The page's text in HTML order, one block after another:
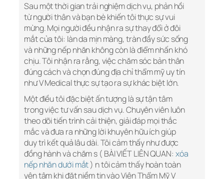
Sau một thời gian trải nghiệm dịch vụ, phản hồi
từ người thân và bạn bè khiến tôi thực sự vui
mừng. Mọi người đều nhận ra sự thay đổi ở đôi
mắt của tôi: làn da mịn màng, tràn đầy sức sống
và những nếp nhăn không còn là điểm nhấn khó
chịu. Tôi nhận ra rằng, việc chăm sóc bản thân
đúng cách và chọn đúng địa chỉ thẩm mỹ uy tín
như V Medical thực sự tạo ra sự khác biệt lớn.
Một điều tôi đặc biệt ấn tượng là sự tận tâm
trong việc tư vấn sau dịch vụ. Chuyên viên luôn
theo dõi tiến trình cải thiện, giải đáp mọi thắc
mắc và đưa ra những lời khuyên hữu ích giúp
duy trì kết quả lâu dài. Tôi cảm thấy như được
đồng hành và chăm s ( BÀI VIẾT LIÊN QUAN: xóa
nếp nhăn dưới mắt) n tôi cảm thấy hoàn toàn
yên tâm khi đặt niềm tin vào Viện Thẩm Mỹ V